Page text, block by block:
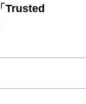
Trusted